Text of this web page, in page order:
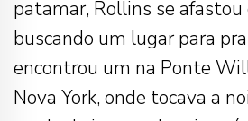
patamar, Rollins se
buscando um lugar para
encontrou um na Ponte
Nova York, onde tocava a